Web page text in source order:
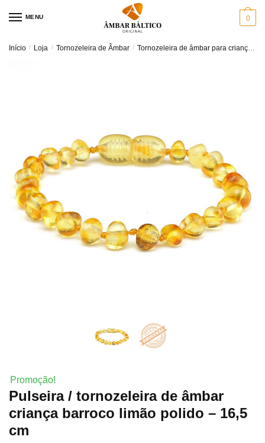
MENU 0
Início / Loja / Tornozeleira de Âmbar / Tornozeleira de âmbar para criança
Promoção!
Pulseira / tornozeleira de âmbar
criança barroco limão polido – 16,5
cm